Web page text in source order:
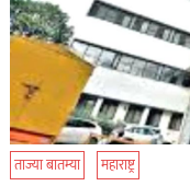
ताज्या बातम्या महाराष्ट्र